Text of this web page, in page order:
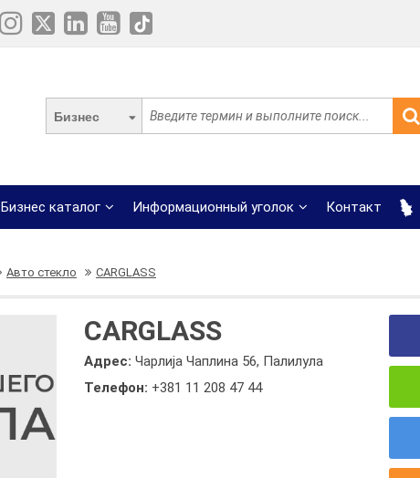
Бизнес
Бизнес каталог Информационный уголок Контакт
Авто стекло CARGLASS
CARGLASS
Адрес:Чарлија Чаплина 56, Палилула
Телефон: +381 11 208 47 44